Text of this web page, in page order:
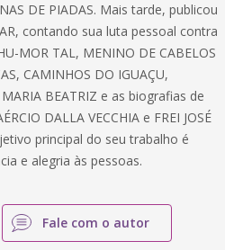
DE PIADAS. Mais tarde, publicou
contando sua luta pessoal contra
MOR TAL, MENINO DE CABELOS
CAMINHOS DO IGUAÇU,
BEATRIZ e as biografias de
DALLA VECCHIA e FREI JOSÉ
principal do seu trabalho é
e alegria às pessoas.
Fale com o autor